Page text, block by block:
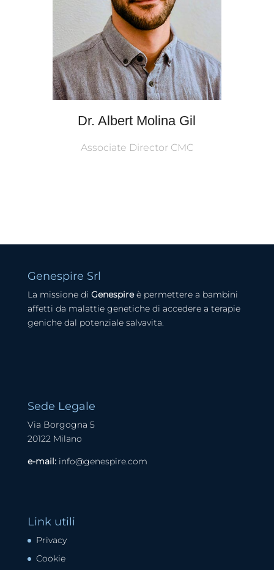
Dr. Albert Molina Gil
Associate Director CMC
Genespire Srl
La missione di Genespireè permettere a bambini
affetti da malattie genetiche di accedere a terapie
geniche dal potenziale salvavita.
Sede Legale
Via Borgogna 5
20122 Milano
e-mail: info@genespire.com
Link utili
Privacy
Cookie